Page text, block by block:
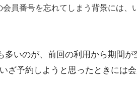
会員番号を忘れてしまう背景には、
多いのが、前回の利用から期間
ざ予約しようと思ったときには